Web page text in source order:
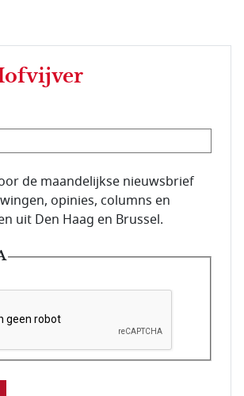
de abonnee.
de maandelijkse nieuwsbrief
opinies, columns en
uit Den Haag en Brussel.
is om te controleren dat u een mens